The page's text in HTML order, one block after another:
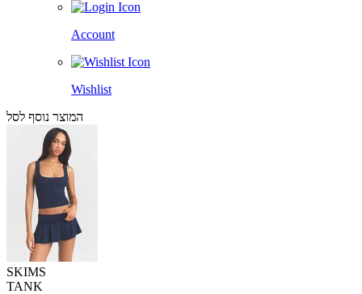
Account
Wishlist
המוצר נוסף לסל
SKIMS
TANK